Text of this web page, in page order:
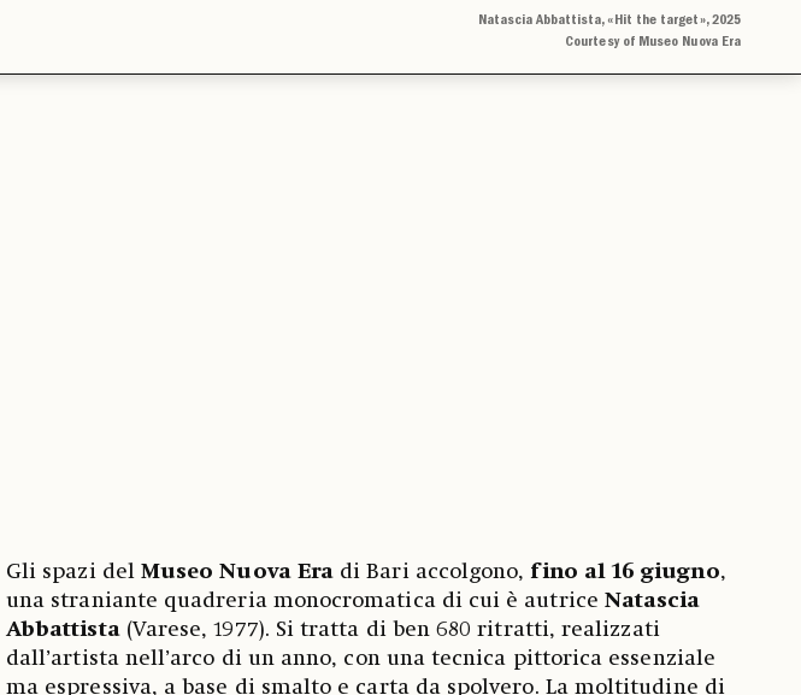
Natascia Abbattista, «Hit the target», 2025
Courtesy of Museo Nuova Era
Gli spazi del Museo Nuova Era di Bari accolgono,fino al 16 giugno,
una straniante quadreria monocromatica di cui è autrice Natascia
Abbattista(Varese, 1977). Si tratta di ben 680 ritratti, realizzati
dall’artista nell’arco di un anno, con una tecnica pittorica essenziale
ma espressiva, a base di smalto e carta da spolvero. La moltitudine di